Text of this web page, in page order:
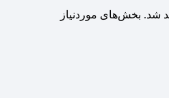
شد. بخش‌های موردنیاز